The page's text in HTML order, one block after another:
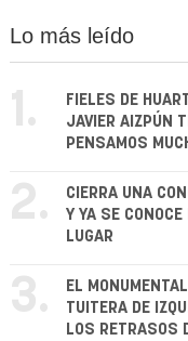
Lo más leído
1.
FIELES DE
JAVIER AIZPÚN
PENSAMOS
2.
CIERRA UNA
Y YA SE
LUGAR
3.
EL
TUITERA DE
LOS RETRASOS